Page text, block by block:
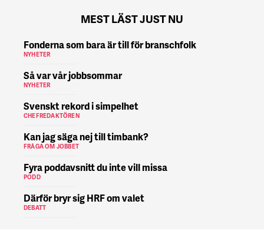
MEST LÄST JUST NU
Fonderna som bara är till för branschfolk
NYHETER
Så var vår jobbsommar
NYHETER
Svenskt rekord i simpelhet
CHEFREDAKTÖREN
Kan jag säga nej till timbank?
FRÅGA OM JOBBET
Fyra poddavsnitt du inte vill missa
PODD
Därför bryr sig HRF om valet
DEBATT